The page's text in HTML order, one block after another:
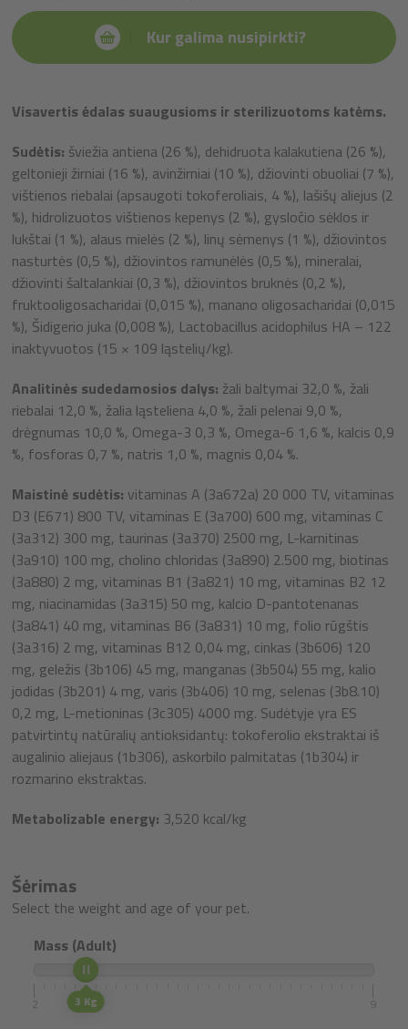
Kur galima nusipirkti?
Visavertis ėdalas suaugusioms ir sterilizuotoms katėms.
Sudėtis: šviežia antiena (26 %), dehidruota kalakutiena (26 %),
geltonieji žirniai (16 %), avinžirniai (10 %), džiovinti obuoliai (7 %),
vištienos riebalai (apsaugoti tokoferoliais, 4 %), lašišų aliejus (2
%), hidrolizuotos vištienos kepenys (2 %), gysločio sėklos ir
lukštai (1 %), alaus mielės (2 %), linų sėmenys (1 %), džiovintos
nasturtės (0,5 %), džiovintos ramunėlės (0,5 %), mineralai,
džiovinti šaltalankiai (0,3 %), džiovintos bruknės (0,2 %),
fruktooligosacharidai (0,015 %), manano oligosacharidai (0,015
%), Šidigerio juka (0,008 %), Lactobacillus acidophilus HA – 122
inaktyvuotos (15 × 109 ląstelių/kg).
Analitinės sudedamosios dalys: žali baltymai 32,0 %, žali
riebalai 12,0 %, žalia ląsteliena 4,0 %, žali pelenai 9,0 %,
drėgnumas 10,0 %, Omega-3 0,3 %, Omega-6 1,6 %, kalcis 0,9
%, fosforas 0,7 %, natris 1,0 %, magnis 0,04 %.
Maistinė sudėtis: vitaminas A (3a672a) 20 000 TV, vitaminas
D3 (E671) 800 TV, vitaminas E (3a700) 600 mg, vitaminas C
(3a312) 300 mg, taurinas (3a370) 2500 mg, L-karnitinas
(3a910) 100 mg, cholino chloridas (3a890) 2.500 mg, biotinas
(3a880) 2 mg, vitaminas B1 (3a821) 10 mg, vitaminas B2 12
mg, niacinamidas (3a315) 50 mg, kalcio D-pantotenanas
(3a841) 40 mg, vitaminas B6 (3a831) 10 mg, folio rūgštis
(3a316) 2 mg, vitaminas B12 0,04 mg, cinkas (3b606) 120
mg, geležis (3b106) 45 mg, manganas (3b504) 55 mg, kalio
jodidas (3b201) 4 mg, varis (3b406) 10 mg, selenas (3b8.10)
0,2 mg, L-metioninas (3c305) 4000 mg. Sudėtyje yra ES
patvirtintų natūralių antioksidantų: tokoferolio ekstraktai iš
augalinio aliejaus (1b306), askorbilo palmitatas (1b304) ir
rozmarino ekstraktas.
Metabolizable energy: 3,520 kcal/kg
Šėrimas
Select the weight and age of your pet.
Mass (Adult)
3 Kg
2 9